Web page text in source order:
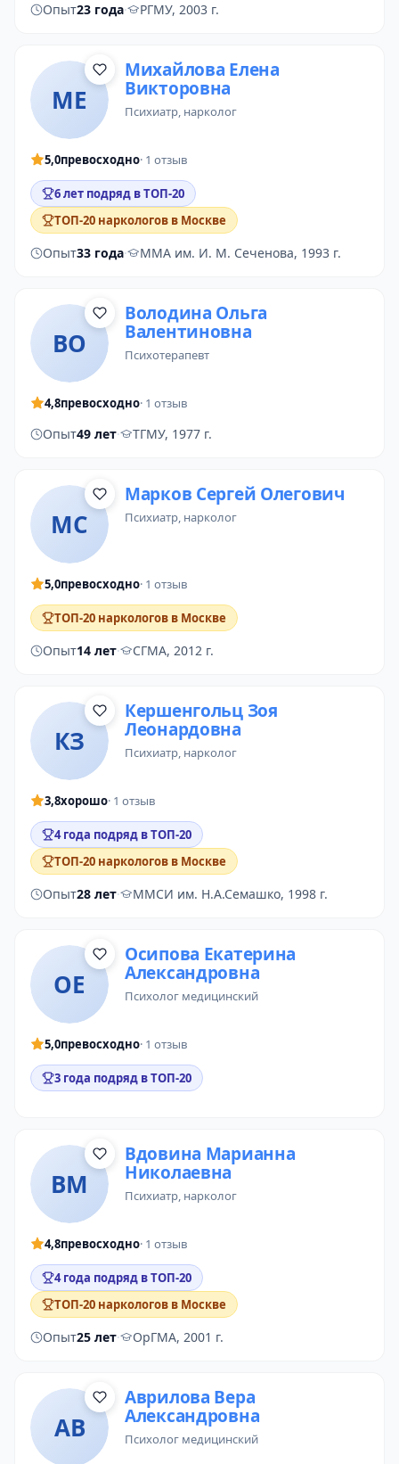
Опыт23 года· РГМУ, 2003 г.
МЕ
Михайлова Елена
Викторовна
психиатр, нарколог
5,0превосходно· 1 отзыв
6 лет подряд в ТОП-20
ТОП-20 наркологов в Москве
Опыт33 года· ММА им. И. М. Сеченова, 1993 г.
ВО
Володина Ольга
Валентиновна
психотерапевт
4,8превосходно· 1 отзыв
Опыт49 лет· ТГМУ, 1977 г.
МС
Марков Сергей Олегович
психиатр, нарколог
5,0превосходно· 1 отзыв
ТОП-20 наркологов в Москве
Опыт14 лет· СГМА, 2012 г.
КЗ
Кершенгольц Зоя
Леонардовна
психиатр, нарколог
3,8хорошо· 1 отзыв
4 года подряд в ТОП-20
ТОП-20 наркологов в Москве
Опыт28 лет· ММСИ им. Н.А.Семашко, 1998 г.
ОЕ
Осипова Екатерина
Александровна
психолог медицинский
5,0превосходно· 1 отзыв
3 года подряд в ТОП-20
ВМ
Вдовина Марианна
Николаевна
психиатр, нарколог
4,8превосходно· 1 отзыв
4 года подряд в ТОП-20
ТОП-20 наркологов в Москве
Опыт25 лет· ОрГМА, 2001 г.
АВ
Аврилова Вера
Александровна
психолог медицинский